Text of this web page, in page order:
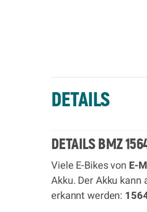
DETAILS
DETAILS BMZ
Viele E-Bikes von E-
Akku. Der Akku
erkannt werden: